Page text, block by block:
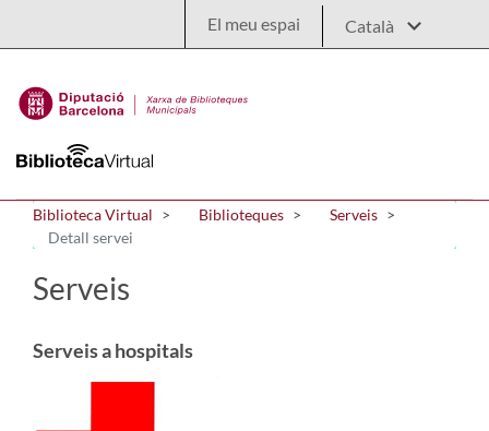
El meu espai
Biblioteca Virtual Biblioteques
Serveis
Detall servei
Serveis
Serveis a hospitals